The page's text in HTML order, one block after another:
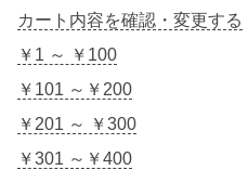
カート内容を確認・変更する
￥1 ～ ￥100
￥101 ～￥200
￥201 ～ ￥300
￥301 ～￥400